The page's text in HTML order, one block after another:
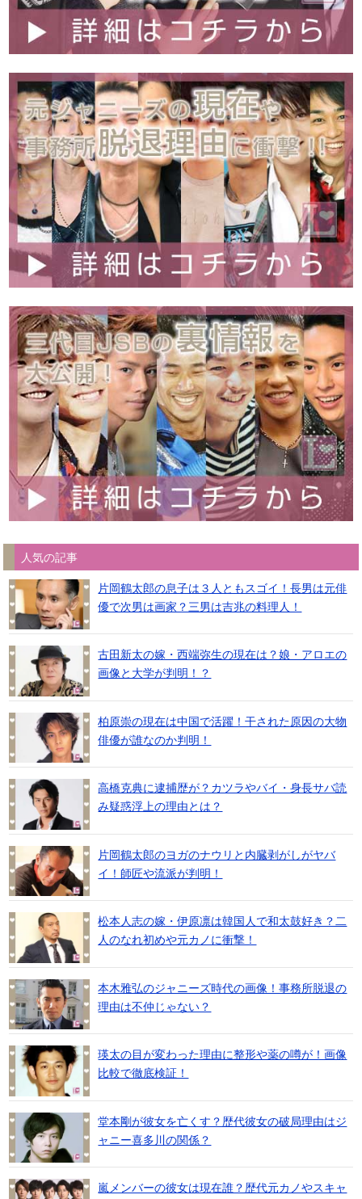
人気の記事
片岡鶴太郎の息子は３人ともスゴイ！長男は元俳
優で次男は画家？三男は吉兆の料理人！
古田新太の嫁・西端弥生の現在は？娘・アロエの
画像と大学が判明！？
柏原崇の現在は中国で活躍！干された原因の大物
俳優が誰なのか判明！
高橋克典に逮捕歴が？カツラやバイ・身長サバ読
み疑惑浮上の理由とは？
片岡鶴太郎のヨガのナウリと内臓剥がしがヤバ
イ！師匠や流派が判明！
松本人志の嫁・伊原凛は韓国人で和太鼓好き？二
人のなれ初めや元カノに衝撃！
本木雅弘のジャニーズ時代の画像！事務所脱退の
理由は不仲じゃない？
瑛太の目が変わった理由に整形や薬の噂が！画像
比較で徹底検証！
堂本剛が彼女を亡くす？歴代彼女の破局理由はジ
ャニー喜多川の関係？
嵐メンバーの彼女は現在誰？歴代元カノやスキャ